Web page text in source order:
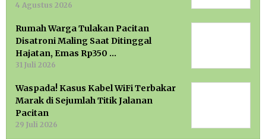
4 Agustus 2026
Rumah Warga Tulakan Pacitan
Disatroni Maling Saat Ditinggal
Hajatan, Emas Rp350 …
31 Juli 2026
Waspada! Kasus Kabel WiFi Terbakar
Marak di Sejumlah Titik Jalanan
Pacitan
29 Juli 2026